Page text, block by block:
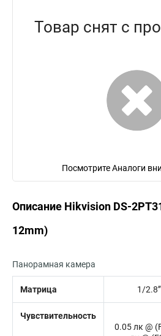
Товар снят с
Посмотрите Аналоги
Описание Hikvision DS-
12mm)
Панорамная камера
Матрица 1/
Чувствительность
0.05 лк @